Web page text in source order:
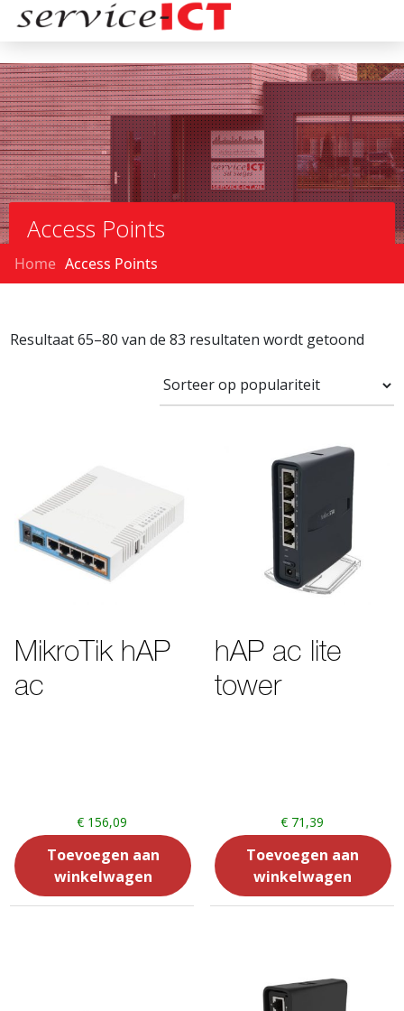
Access Points
Home Access Points
Resultaat 65–80 van de 83 resultaten wordt getoond
MikroTik hAP
ac
€ 156,09
Toevoegen aan
winkelwagen
hAP ac lite
tower
€71,39
Toevoegen aan
winkelwagen